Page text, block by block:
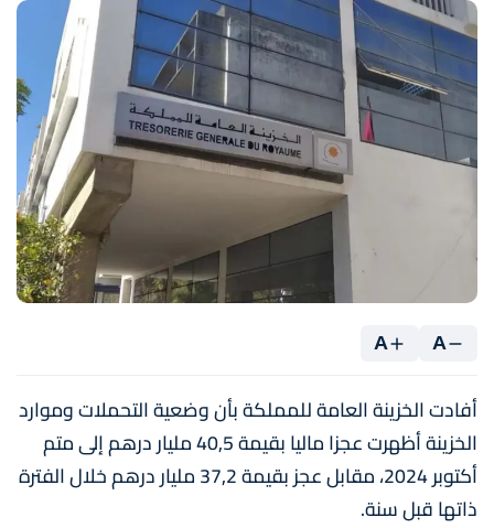
A
A
أفادت الخزينة العامة للمملكة بأن وضعية التحملات وموارد
الخزينة أظهرت عجزا ماليا بقيمة 40,5 مليار درهم إلى متم
أكتوبر 2024، مقابل عجز بقيمة 37,2 مليار درهم خلال الفترة
ذاتها قبل سنة.